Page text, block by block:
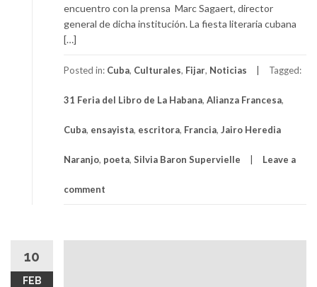
encuentro con la prensa Marc Sagaert, director
general de dicha institución. La fiesta literaria cubana
[…]
Posted in: Cuba, Culturales, Fijar, Noticias Tagged:
31 Feria del Libro de La Habana, Alianza Francesa,
Cuba, ensayista, escritora, Francia, Jairo Heredia
Naranjo, poeta, Silvia Baron Supervielle Leave a
comment
10
FEB